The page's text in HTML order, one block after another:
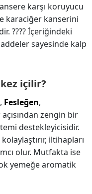
karşı koruyucu
karaciğer kanserini
???? İçeriğindeki
sayesinde kalp
içilir?
Fesleğen,
zengin bir
destekleyicisidir.
iltihapları
olur. Mutfakta ise
yemeğe aromatik